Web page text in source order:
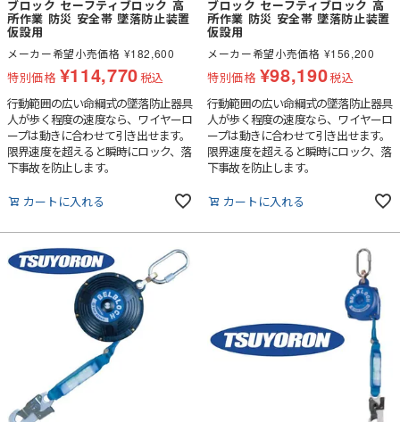
ブロック セーフティブロック 高
所作業 防災 安全帯 墜落防止装置
仮設用
メーカー希望小売価格 ¥182,600
特別価格 ¥114,770税込
行動範囲の広い命綱式の墜落防止器具
人が歩く程度の速度なら、ワイヤーロ
ープは動きに合わせて引き出せます。
限界速度を超えると瞬時にロック、落
下事故を防止します。
カートに入れる
ブロック セーフティブロック 高
所作業 防災 安全帯 墜落防止装置
仮設用
メーカー希望小売価格 ¥156,200
特別価格 ¥98,190税込
行動範囲の広い命綱式の墜落防止器具
人が歩く程度の速度なら、ワイヤーロ
ープは動きに合わせて引き出せます。
限界速度を超えると瞬時にロック、落
下事故を防止します。
カートに入れる